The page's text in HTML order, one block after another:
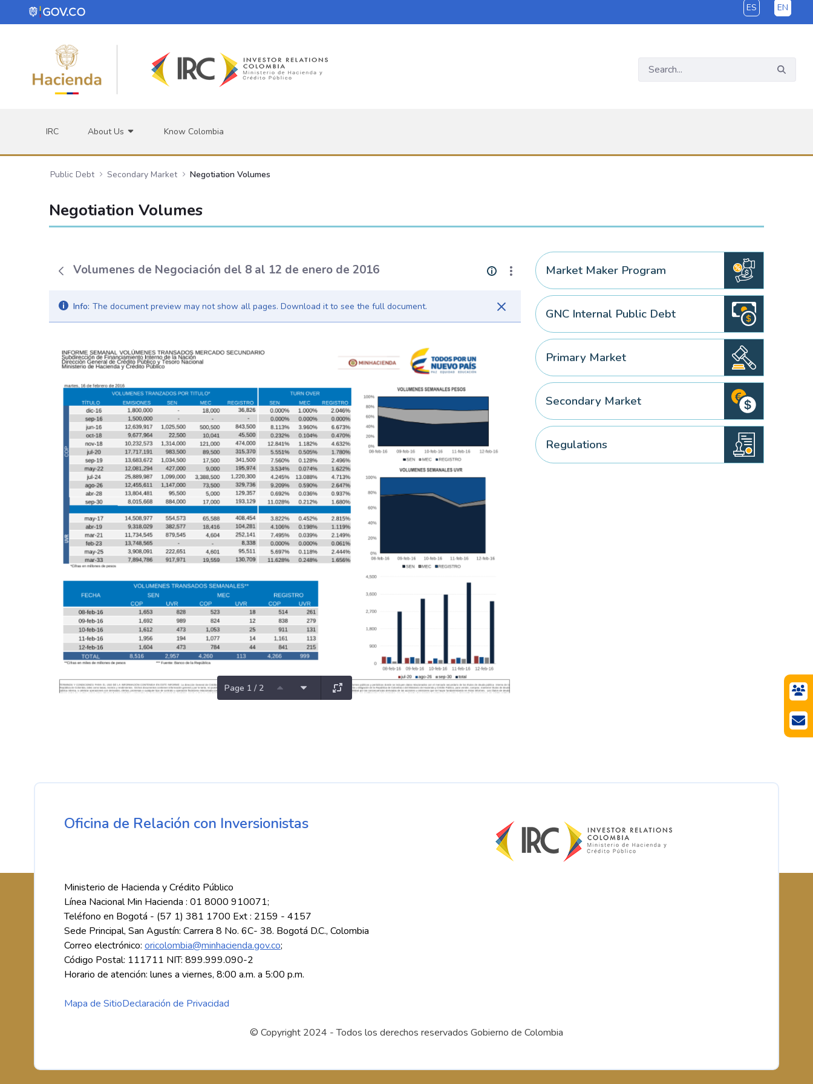
Skip to Main Content ES EN
IRC About Us Know Colombia
Public Debt Secondary Market Negotiation Volumes
Negotiation Volumes
Volumenes de Negociación del 8 al 12 de enero de 2016
Info: The document preview may not show all pages. Download it to see the full document.
Page 1 / 2
Market Maker Program
GNC Internal Public Debt
Primary Market
Secondary Market
Regulations
Oficina de Relación con Inversionistas
Ministerio de Hacienda y Crédito Público
Línea Nacional Min Hacienda : 01 8000 910071;
Teléfono en Bogotá - (57 1) 381 1700 Ext : 2159 - 4157
Sede Principal, San Agustín: Carrera 8 No. 6C- 38. Bogotá D.C., Colombia
Correo electrónico: oricolombia@minhacienda.gov.co;
Código Postal: 111711 NIT: 899.999.090-2
Horario de atención: lunes a viernes, 8:00 a.m. a 5:00 p.m.
Mapa de SitioDeclaración de Privacidad
© Copyright 2024 - Todos los derechos reservados Gobierno de Colombia